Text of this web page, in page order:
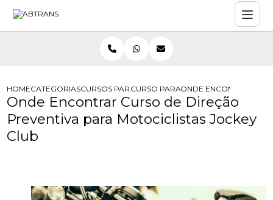
HOMECATEGORIASCURSOS PARA MOTOCICLISTAS
CURSO PARA MOTOCICLISTAS
ONDE ENCONTRAR
Onde Encontrar Curso de Direção
Preventiva para Motociclistas Jockey
Club